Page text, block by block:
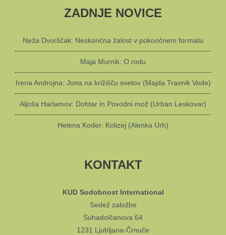
ZADNJE NOVICE
Neža Dvorščak: Neskončna žalost v pokončnem formatu
Maja Murnik: O rodu
Irena Androjna: Jona na križišču svetov (Majda Travnik Vode)
Aljoša Harlamov: Dohtar in Povodni mož (Urban Leskovar)
Helena Koder: Kolizej (Alenka Urh)
KONTAKT
KUD Sodobnost International
Sedež založbe
Suhadolčanova 64
1231 Ljubljana-Črnuče